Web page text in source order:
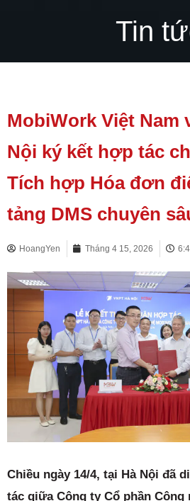
Tin
MobiWork Việt Nam
Nội ký kết hợp tác
Tích hợp Hóa đơn
tảng DMS chuyên
HoangYen Tháng 4 15, 2026
Chiều ngày 14/4, tại Hà Nội đã
tác giữa Công ty Cổ phần Công